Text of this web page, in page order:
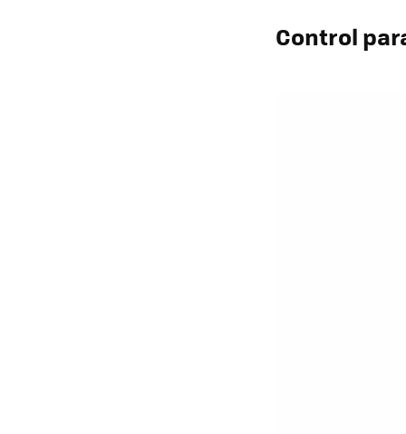
Control